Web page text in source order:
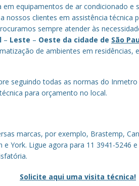
em equipamentos de ar condicionado
clientes em assistência
sempre atender às
– Leste – Oeste da cidade de São
de ambientes em
seguindo todas as normas do
para orçamento no local.
marcas, por exemplo, Brastemp,
York. Ligue agora para 11 3941-
Solicite aqui uma visita técnica!